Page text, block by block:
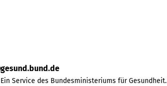
gesund.bund.de
Ein Service des Bundesministeriums für Gesundheit.